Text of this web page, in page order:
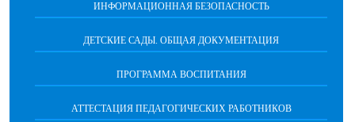
ИНФОРМАЦИОННАЯ БЕЗОПАСНОСТЬ
ДЕТСКИЕ САДЫ. ОБЩАЯ ДОКУМЕНТАЦИЯ
ПРОГРАММА ВОСПИТАНИЯ
АТТЕСТАЦИЯ ПЕДАГОГИЧЕСКИХ РАБОТНИКОВ